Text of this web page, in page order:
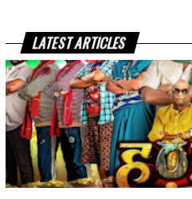
LATEST ARTICLES